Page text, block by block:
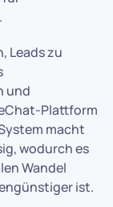
Leads zu
und
Plattform
macht
wodurch es
Wandel
ist.